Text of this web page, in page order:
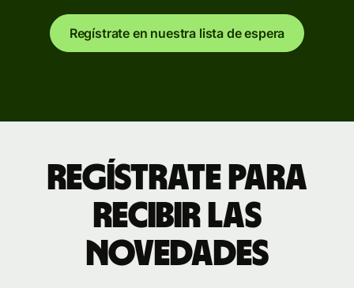
Regístrate en nuestra lista de espera
Regístrate para
recibir las
novedades